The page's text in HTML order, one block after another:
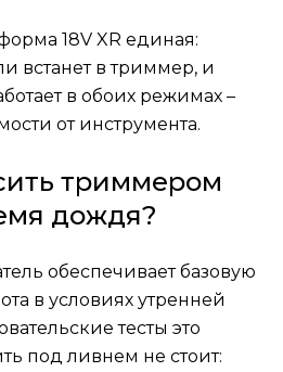
18V XR единая:
встанет в триммер, и
в обоих режимах –
от инструмента.
триммером
дождя?
обеспечивает базовую
в условиях утренней
тесты это
под ливнем не стоит: